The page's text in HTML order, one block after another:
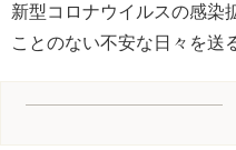
新型コロナウイルスの感染
ことのない不安な日々を送